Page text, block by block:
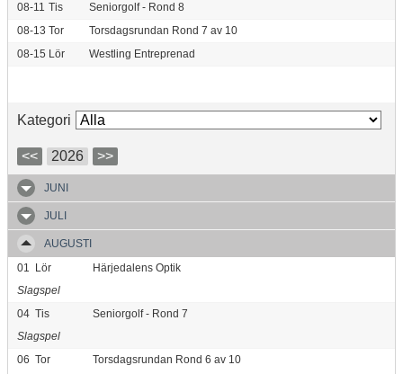
08-11 Tis
Seniorgolf - Rond 8
08-13 Tor
Torsdagsrundan Rond 7 av 10
08-15 Lör Westling Entreprenad
Kategori
<< 2026 >>
JUNI
JULI
AUGUSTI
01
Lör
Härjedalens Optik
Slagspel
04 Tis
Seniorgolf - Rond 7
Slagspel
06 Tor
Torsdagsrundan Rond 6 av 10